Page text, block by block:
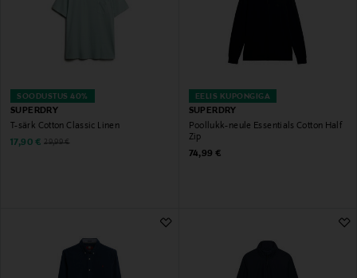
SOODUSTUS 40%
SUPERDRY
T-särk Cotton Classic Linen
Discounted Price
17,90 € Original Price
29,99 €
EELIS KUPONGIGA
SUPERDRY
Poollukk-neule Essentials Cotton Half
Zip
Original Price
74,99 €